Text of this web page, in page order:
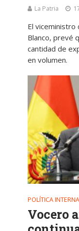
La Patria
El viceministro
Blanco, prevé
cantidad de
en volumen.
POLÍTICA
Vocero